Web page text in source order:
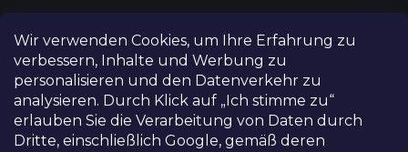
Wir verwenden Cookies, um Ihre Erfahrung zu
verbessern, Inhalte und Werbung zu
personalisieren und den Datenverkehr zu
analysieren. Durch Klick auf „Ich stimme zu“
erlauben Sie die Verarbeitung von Daten durch
Dritte, einschließlich Google, gemäß deren